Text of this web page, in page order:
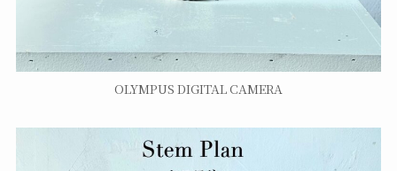
OLYMPUS DIGITAL CAMERA